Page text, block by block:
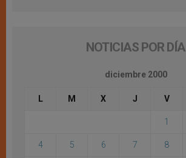
NOTICIAS POR DÍA
diciembre 2000
L M X J V
1
4 5 6 7 8